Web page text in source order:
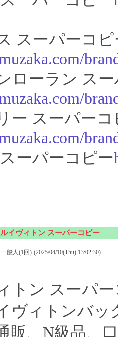
スーパーコピ
ローラン ス
ー スーパーコ
ーパーコピー
ルイヴィトン スーパーコピー
一般人(1回)-(2025/04/10(Thu) 13:02:30)
トン スーパ
ヴィトンバ
販、N級品、